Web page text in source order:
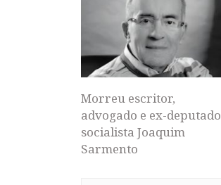
Morreu escritor,
advogado e ex-deputado
socialista Joaquim
Sarmento